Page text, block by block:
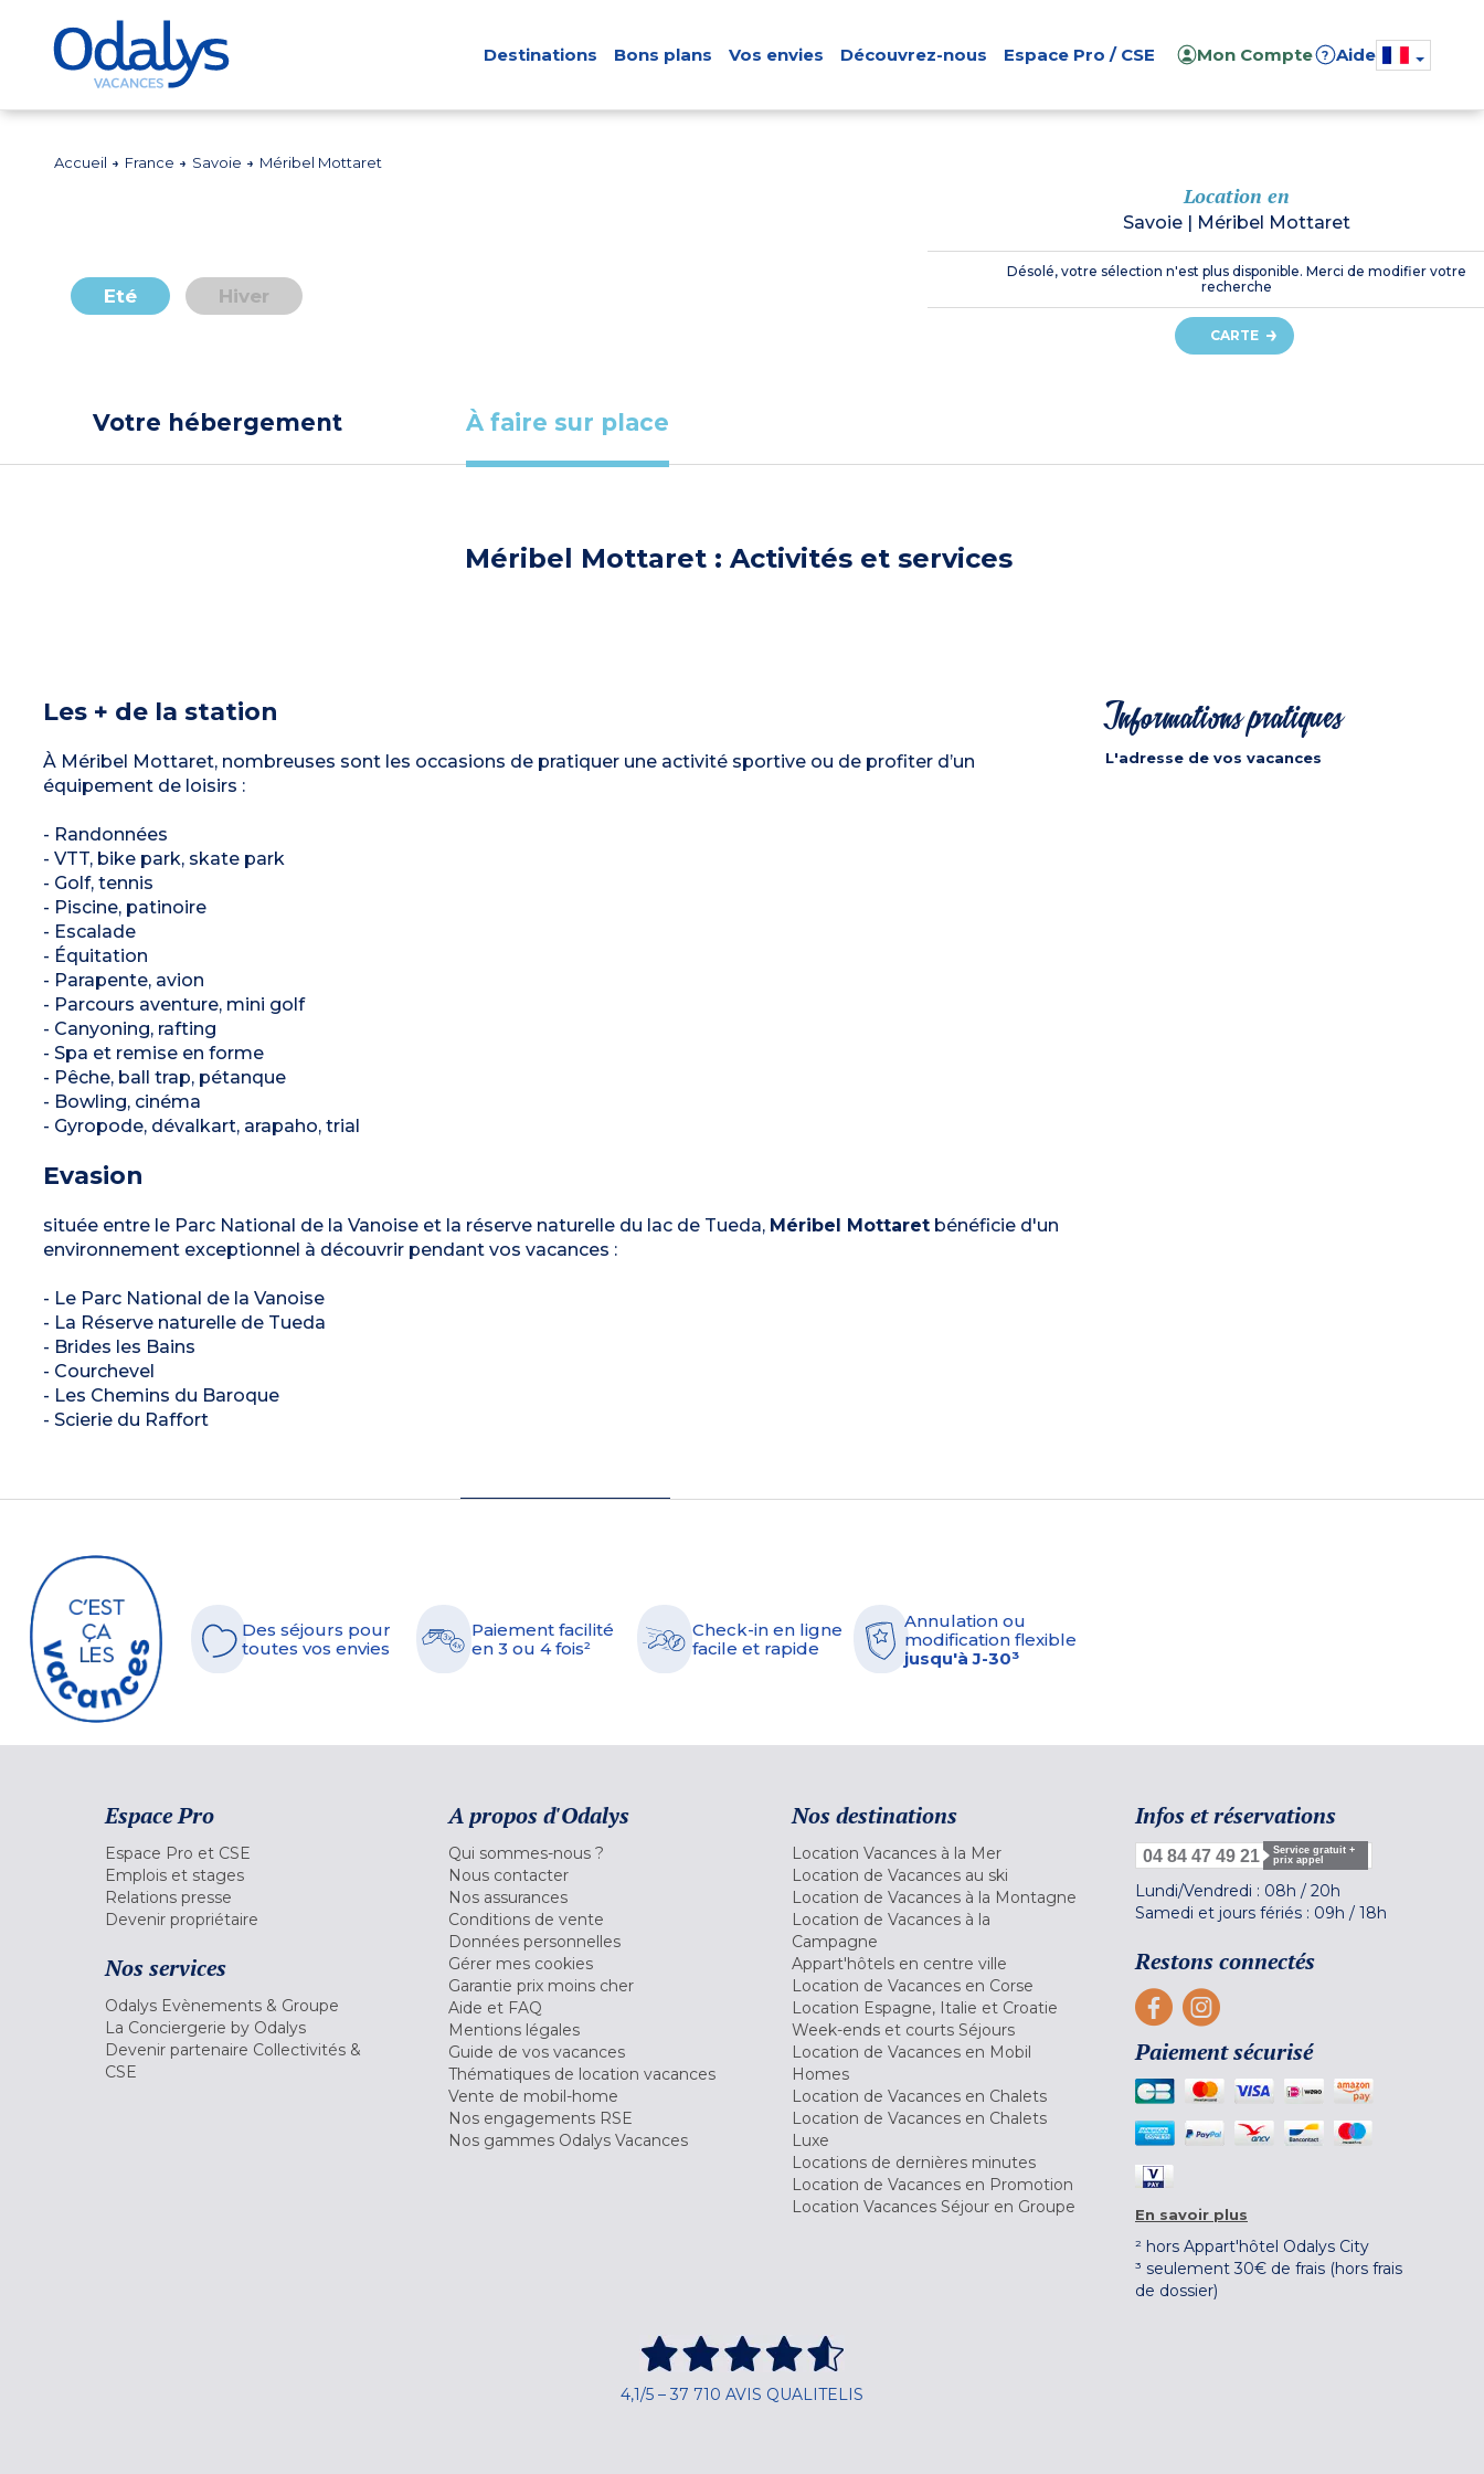
Destinations Bons plans Vos envies Découvrez-nous Espace Pro / CSE Mon Compte ? Aide
Accueil France Savoie Méribel Mottaret
Eté Hiver
Location en
Savoie | Méribel Mottaret
Désolé, votre sélection n'est plus disponible. Merci de modifier votre
recherche
CARTE
Votre hébergement À faire sur place
Méribel Mottaret : Activités et services
Les + de la station
À Méribel Mottaret, nombreuses sont les occasions de pratiquer une activité sportive ou de profiter d’un
équipement de loisirs :
- Randonnées
- VTT, bike park, skate park
- Golf, tennis
- Piscine, patinoire
- Escalade
- Équitation
- Parapente, avion
- Parcours aventure, mini golf
- Canyoning, rafting
- Spa et remise en forme
- Pêche, ball trap, pétanque
- Bowling, cinéma
- Gyropode, dévalkart, arapaho, trial
Evasion
située entre le Parc National de la Vanoise et la réserve naturelle du lac de Tueda, Méribel Mottaretbénéficie d'un
environnement exceptionnel à découvrir pendant vos vacances :
- Le Parc National de la Vanoise
- La Réserve naturelle de Tueda
- Brides les Bains
- Courchevel
- Les Chemins du Baroque
- Scierie du Raffort
Informations pratiques
L'adresse de vos vacances
Des séjours pour
toutes vos envies
Paiement facilité
en 3 ou 4 fois²
Check-in en ligne
facile et rapide
Annulation ou
modification flexible
jusqu'à J-30³
Espace Pro
Espace Pro et CSE
Emplois et stages
Relations presse
Devenir propriétaire
Nos services
Odalys Evènements & Groupe
La Conciergerie by Odalys
Devenir partenaire Collectivités &
CSE
A propos d'Odalys
Qui sommes-nous ?
Nous contacter
Nos assurances
Conditions de vente
Données personnelles
Gérer mes cookies
Garantie prix moins cher
Aide et FAQ
Mentions légales
Guide de vos vacances
Thématiques de location vacances
Vente de mobil-home
Nos engagements RSE
Nos gammes Odalys Vacances
Nos destinations
Location Vacances à la Mer
Location de Vacances au ski
Location de Vacances à la Montagne
Location de Vacances à la
Campagne
Appart'hôtels en centre ville
Location de Vacances en Corse
Location Espagne, Italie et Croatie
Week-ends et courts Séjours
Location de Vacances en Mobil
Homes
Location de Vacances en Chalets
Location de Vacances en Chalets
Luxe
Locations de dernières minutes
Location de Vacances en Promotion
Location Vacances Séjour en Groupe
Infos et réservations
04 84 47 49 21
Service gratuit +
prix appel
Lundi/Vendredi : 08h / 20h
Samedi et jours fériés : 09h / 18h
Restons connectés
Paiement sécurisé
En savoir plus
² hors Appart'hôtel Odalys City
³ seulement 30€ de frais (hors frais
de dossier)
4,1/5 – 37 710 AVIS QUALITELIS